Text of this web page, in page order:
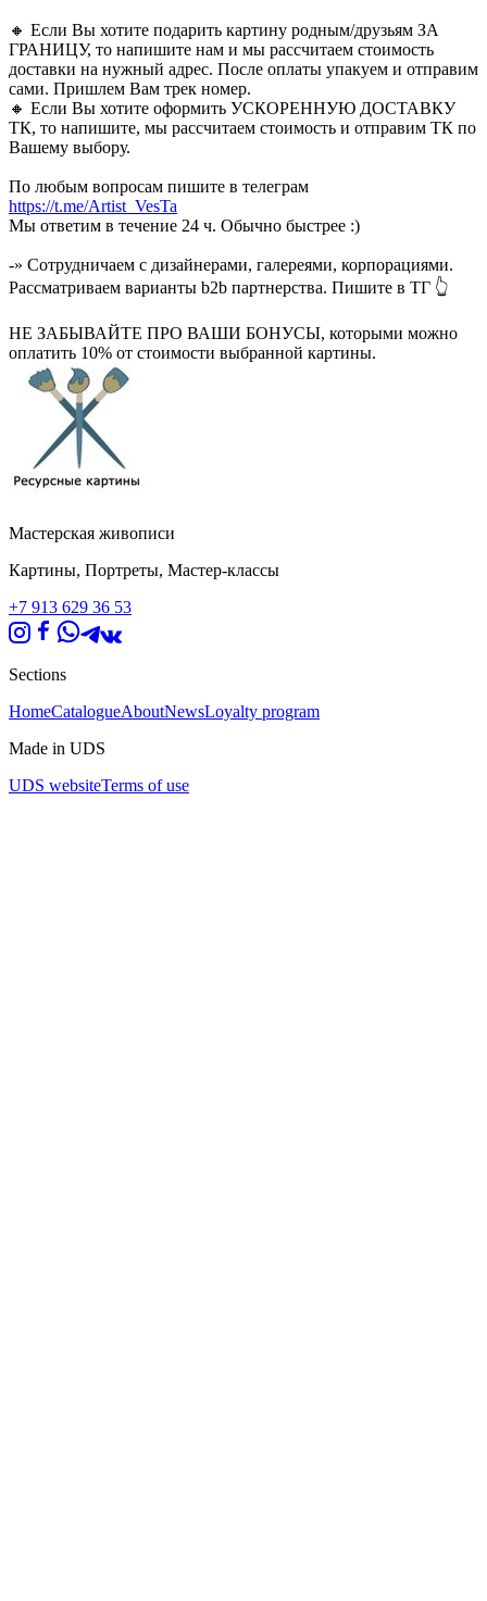
🔸 Если Вы хотите подарить картину родным/друзьям ЗА
ГРАНИЦУ, то напишите нам и мы рассчитаем стоимость
доставки на нужный адрес. После оплаты упакуем и отправим
сами. Пришлем Вам трек номер.
🔸 Если Вы хотите оформить УСКОРЕННУЮ ДОСТАВКУ
ТК, то напишите, мы рассчитаем стоимость и отправим ТК по
Вашему выбору.
По любым вопросам пишите в телеграм
https://t.me/Artist_VesTa
Мы ответим в течение 24 ч. Обычно быстрее :)
-» Сотрудничаем с дизайнерами, галереями, корпорациями.
Рассматриваем варианты b2b партнерства. Пишите в ТГ 👆
НЕ ЗАБЫВАЙТЕ ПРО ВАШИ БОНУСЫ, которыми можно
оплатить 10% от стоимости выбранной картины.
Мастерская живописи
Картины, Портреты, Мастер-классы
+7 913 629 36 53
Sections
HomeCatalogueAboutNewsLoyalty program
Made in UDS
UDS websiteTerms of use